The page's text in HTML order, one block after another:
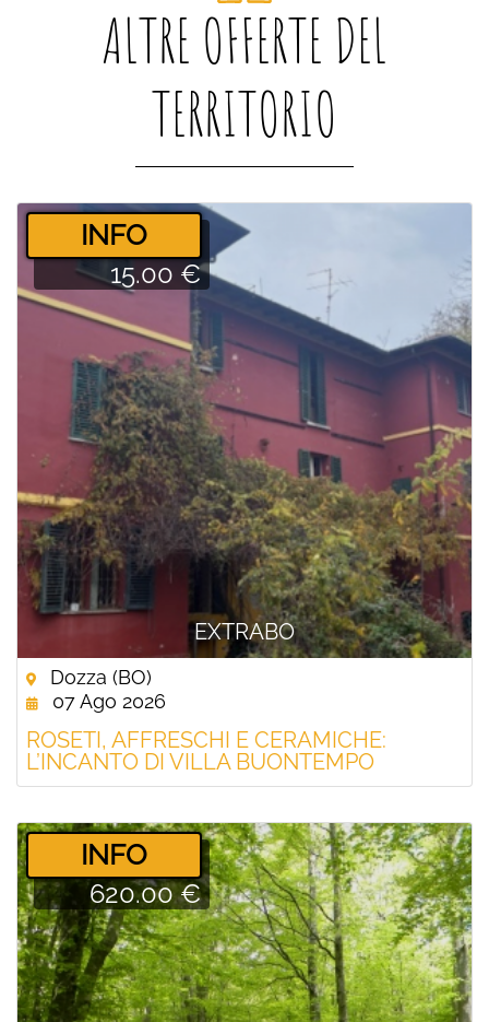
ALTRE OFFERTE DEL
TERRITORIO
EXTRABO
­INFO
15.00 €
Dozza (BO)
07 Ago 2026
ROSETI, AFFRESCHI E CERAMICHE:
L’INCANTO DI VILLA BUONTEMPO
­INFO
620.00 €